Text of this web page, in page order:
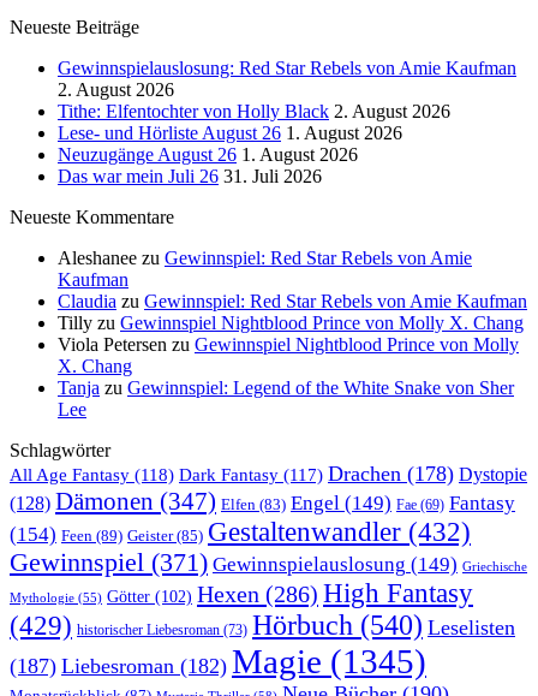
Neueste Beiträge
Gewinnspielauslosung: Red Star Rebels von Amie Kaufman
2. August 2026
Tithe: Elfentochter von Holly Black 2. August 2026
Lese- und Hörliste August 26 1. August 2026
Neuzugänge August 26 1. August 2026
Das war mein Juli 26 31. Juli 2026
Neueste Kommentare
Aleshanee zu Gewinnspiel: Red Star Rebels von Amie
Kaufman
Claudia zu Gewinnspiel: Red Star Rebels von Amie Kaufman
Tilly zu Gewinnspiel Nightblood Prince von Molly X. Chang
Viola Petersen zu Gewinnspiel Nightblood Prince von Molly
X. Chang
Tanja zu Gewinnspiel: Legend of the White Snake von Sher
Lee
Schlagwörter
All Age Fantasy (118) Dark Fantasy (117) Drachen (178) Dystopie
(128) Dämonen (347) Elfen (83) Engel (149) Fae (69) Fantasy
(154) Feen (89) Geister(85) Gestaltenwandler (432)
Gewinnspiel (371) Gewinnspielauslosung (149) Griechische
Mythologie (55) Götter (102) Hexen (286) High Fantasy
(429) historischer Liebesroman (73) Hörbuch (540) Leselisten
(187) Liebesroman (182) Magie (1345)